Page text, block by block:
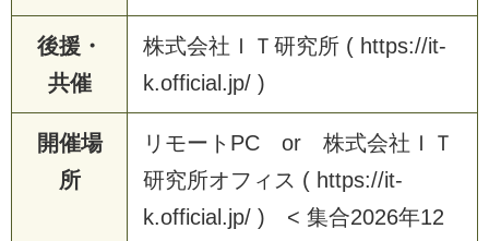
後援・
共催
株式会社ＩＴ研究所 ( https://it-
k.official.jp/ )
開催場
所
リモートPC or 株式会社ＩＴ
研究所オフィス ( https://it-
k.official.jp/ ) < 集合2026年12